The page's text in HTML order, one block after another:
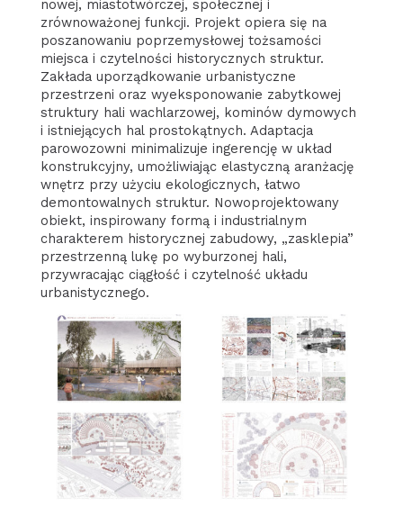
nowej, miastotwórczej, społecznej i
zrównoważonej funkcji. Projekt opiera się na
poszanowaniu poprzemysłowej tożsamości
miejsca i czytelności historycznych struktur.
Zakłada uporządkowanie urbanistyczne
przestrzeni oraz wyeksponowanie zabytkowej
struktury hali wachlarzowej, kominów dymowych
i istniejących hal prostokątnych. Adaptacja
parowozowni minimalizuje ingerencję w układ
konstrukcyjny, umożliwiając elastyczną aranżację
wnętrz przy użyciu ekologicznych, łatwo
demontowalnych struktur. Nowoprojektowany
obiekt, inspirowany formą i industrialnym
charakterem historycznej zabudowy, „zasklepia”
przestrzenną lukę po wyburzonej hali,
przywracając ciągłość i czytelność układu
urbanistycznego.